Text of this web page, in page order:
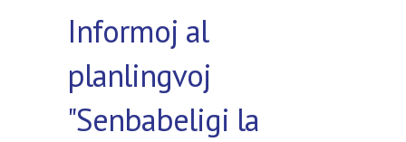
Informoj al
planlingvoj
"Senbabeligi la